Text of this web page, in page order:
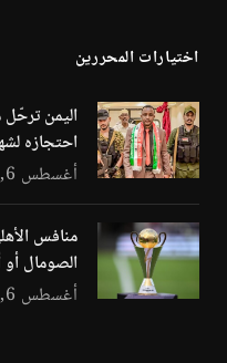
اختيارات المحررين
اليمن ترحّل
احتجازه
أغسطس 6, 2026
منافس
الصومال أو
أغسطس 6, 2026